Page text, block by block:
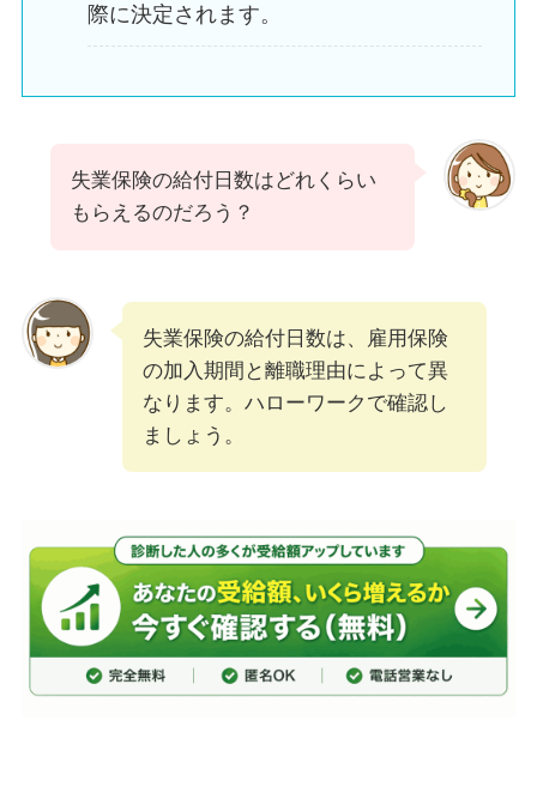
際に決定されます。
失業保険の給付日数はどれくらい
もらえるのだろう？
失業保険の給付日数は、雇用保険
の加入期間と離職理由によって異
なります。ハローワークで確認し
ましょう。